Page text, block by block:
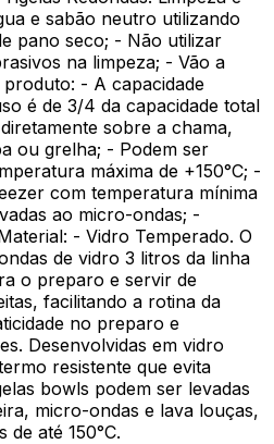
e sabão neutro utilizando
pano seco; - Não utilizar
na limpeza; - Vão a
- A capacidade
é de 3/4 da capacidade total
sobre a chama,
ou grelha; - Podem ser
máxima de +150°C; -
com temperatura mínima
ao micro-ondas; -
- Vidro Temperado. O
de vidro 3 litros da linha
o preparo e servir de
facilitando a rotina da
no preparo e
Desenvolvidas em vidro
resistente que evita
bowls podem ser levadas
micro-ondas e lava louças,
até 150°C.